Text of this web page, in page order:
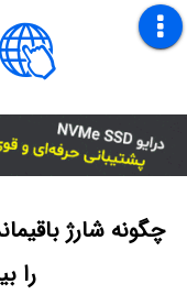
چگونه شارژ
را